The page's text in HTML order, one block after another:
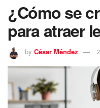
¿Cómo se
para atraer
by César Méndez